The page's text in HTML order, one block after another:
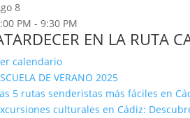
8
PM -9:30 PM
EN LA RUTA
calendario
DE VERANO 2025
5 rutas senderistas más fáciles en
culturales en Cádiz: